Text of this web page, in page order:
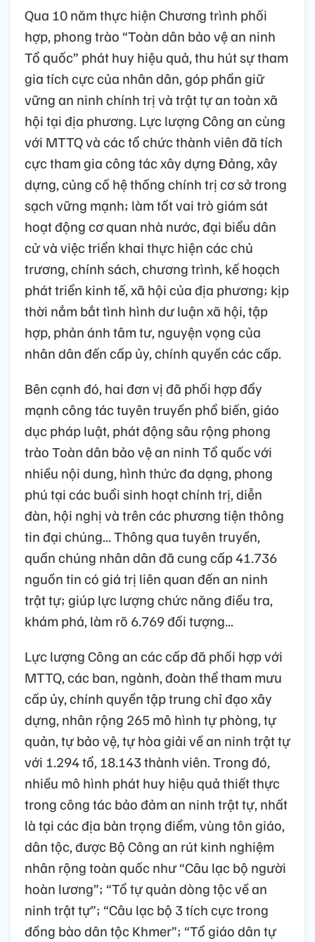
Qua 10 năm thực hiện Chương trình phối
hợp, phong trào “Toàn dân bảo vệ an ninh
Tổ quốc” phát huy hiệu quả, thu hút sự tham
gia tích cực của nhân dân, góp phần giữ
vững an ninh chính trị và trật tự an toàn xã
hội tại địa phương. Lực lượng Công an cùng
với MTTQ và các tổ chức thành viên đã tích
cực tham gia công tác xây dựng Đảng, xây
dựng, củng cố hệ thống chính trị cơ sở trong
sạch vững mạnh; làm tốt vai trò giám sát
hoạt động cơ quan nhà nước, đại biểu dân
cử và việc triển khai thực hiện các chủ
trương, chính sách, chương trình, kế hoạch
phát triển kinh tế, xã hội của địa phương; kịp
thời nắm bắt tình hình dư luận xã hội, tập
hợp, phản ánh tâm tư, nguyện vọng của
nhân dân đến cấp ủy, chính quyền các cấp.
Bên cạnh đó, hai đơn vị đã phối hợp đẩy
mạnh công tác tuyên truyền phổ biến, giáo
dục pháp luật, phát động sâu rộng phong
trào Toàn dân bảo vệ an ninh Tổ quốc với
nhiều nội dung, hình thức đa dạng, phong
phú tại các buổi sinh hoạt chính trị, diễn
đàn, hội nghị và trên các phương tiện thông
tin đại chúng... Thông qua tuyên truyền,
quần chúng nhân dân đã cung cấp 41.736
nguồn tin có giá trị liên quan đến an ninh
trật tự; giúp lực lượng chức năng điều tra,
khám phá, làm rõ 6.769 đối tượng...
Lực lượng Công an các cấp đã phối hợp với
MTTQ, các ban, ngành, đoàn thể tham mưu
cấp ủy, chính quyền tập trung chỉ đạo xây
dựng, nhân rộng 265 mô hình tự phòng, tự
quản, tự bảo vệ, tự hòa giải về an ninh trật tự
với 1.294 tổ, 18.143 thành viên. Trong đó,
nhiều mô hình phát huy hiệu quả thiết thực
trong công tác bảo đảm an ninh trật tự, nhất
là tại các địa bàn trọng điểm, vùng tôn giáo,
dân tộc, được Bộ Công an rút kinh nghiệm
nhân rộng toàn quốc như “Câu lạc bộ người
hoàn lương”; “Tổ tự quản dòng tộc về an
ninh trật tự”; “Câu lạc bộ 3 tích cực trong
đồng bào dân tộc Khmer”; “Tổ giáo dân tự